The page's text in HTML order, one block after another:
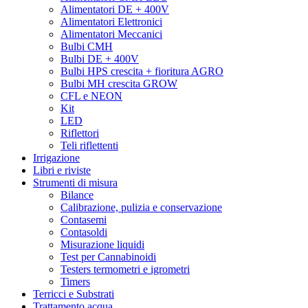
Green House Seeds
Green Mood
Green Planet
Grenco Science
Grodan
Grotek
Growth technology
GSE
Gualala Robotics
Guru Plant Genetik
Hanna Instruments
Harmony
Harvest Right
Hesi
HGA
HGP
Homebox
Honey Bee
Hortigear
HSB – Hand Selected Bulk
HTS
HUMBOLDT SEED ORGANIZATION
Humboldt seeds
Hy-Gen
HY-Pro
Alimentatori DE + 400V
Alimentatori Elettronici
Alimentatori Meccanici
Bulbi CMH
Bulbi DE + 400V
Bulbi HPS crescita + fioritura AGRO
Bulbi MH crescita GROW
CFL e NEON
Kit
LED
Riflettori
Teli riflettenti
Irrigazione
Libri e riviste
Strumenti di misura
Bilance
Calibrazione, pulizia e conservazione
Contasemi
Contasoldi
Misurazione liquidi
Test per Cannabinoidi
Testers termometri e igrometri
Timers
Terricci e Substrati